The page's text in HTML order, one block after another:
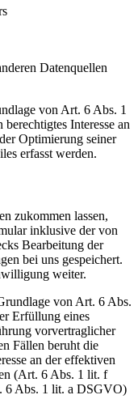
Datenquellen
von Art. 6 Abs. 1
Interesse an
Optimierung seiner
erfasst werden.
zukommen lassen,
inklusive der von
Bearbeitung der
bei uns gespeichert.
weiter.
von Art. 6 Abs.
Erfüllung eines
vorvertraglicher
Fällen beruht die
an der effektiven
(Art. 6 Abs. 1 lit. f
Abs. 1 lit. a DSGVO)